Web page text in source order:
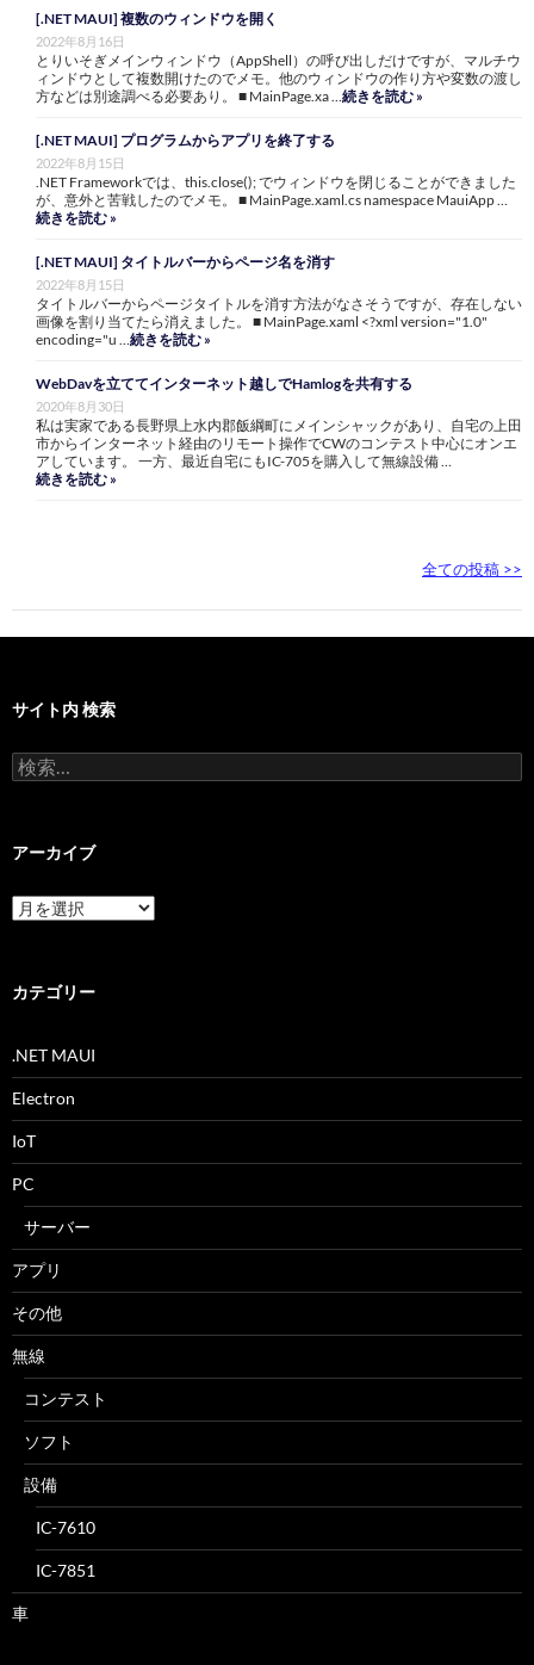
[.NET MAUI] 複数のウィンドウを開く
2022年8月16日
とりいそぎメインウィンドウ（AppShell）の呼び出しだけですが、マルチウ
ィンドウとして複数開けたのでメモ。他のウィンドウの作り方や変数の渡し
方などは別途調べる必要あり。 ■ MainPage.xa …続きを読む »
[.NET MAUI] プログラムからアプリを終了する
2022年8月15日
.NET Frameworkでは、this.close(); でウィンドウを閉じることができました
が、意外と苦戦したのでメモ。 ■ MainPage.xaml.cs namespace MauiApp …
続きを読む »
[.NET MAUI] タイトルバーからページ名を消す
2022年8月15日
タイトルバーからページタイトルを消す方法がなさそうですが、存在しない
画像を割り当てたら消えました。 ■ MainPage.xaml <?xml version="1.0"
encoding="u …続きを読む »
WebDavを立ててインターネット越しでHamlogを共有する
2020年8月30日
私は実家である長野県上水内郡飯綱町にメインシャックがあり、自宅の上田
市からインターネット経由のリモート操作でCWのコンテスト中心にオンエ
アしています。 一方、最近自宅にもIC-705を購入して無線設備 …
続きを読む »
全ての投稿 >>
サイト内 検索
検
索:
アーカイブ
ア
ー
ブ
カテゴリー
.NET MAUI
Electron
IoT
PC
サーバー
アプリ
その他
無線
コンテスト
ソフト
設備
IC-7610
IC-7851
車